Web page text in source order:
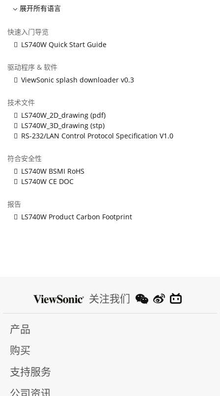
展开所有语言
快速入门导览
LS740W Quick Start Guide
驱动程序 & 软件
ViewSonic splash downloader v0.3
技术文件
LS740W_2D_drawing (pdf)
LS740W_3D_drawing (stp)
RS-232/LAN Control Protocol Specification V1.0
符合安全性
LS740W BSMI RoHS
LS740W CE DOC
报告
LS740W Product Carbon Footprint
关注我们
产品
购买
支持服务